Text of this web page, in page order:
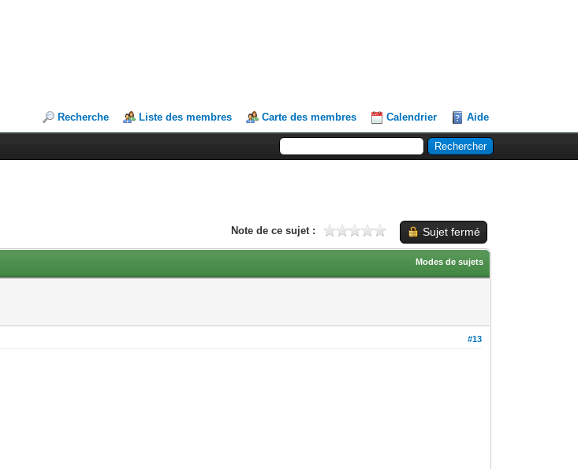
Recherche Liste des membres Carte des membres Calendrier Aide
Sujet fermé
Note de ce sujet :
Modes de sujets
#13